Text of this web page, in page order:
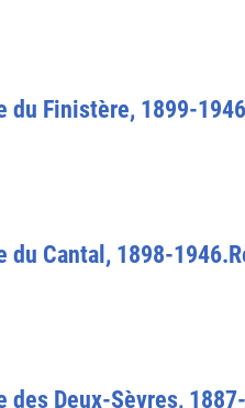
Finistère, 1899-
Cantal, 1898-
Deux-Sèvres,